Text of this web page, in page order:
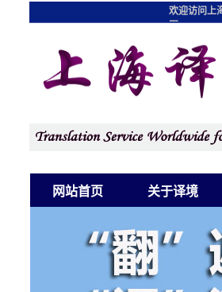
网站首页 关于译境
欢迎访问上
图